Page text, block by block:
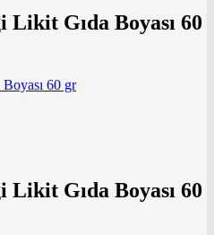
Likit Gıda Boyası 60
60 gr
Likit Gıda Boyası 60